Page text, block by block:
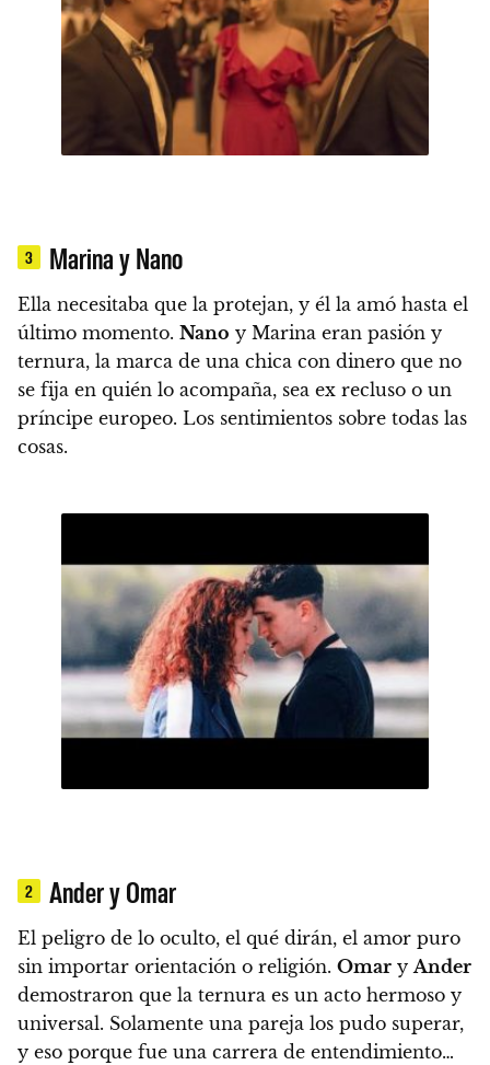
3 Marina y Nano
Ella necesitaba que la protejan, y él la amó hasta el
último momento. Nano y Marina eran pasión y
ternura, la marca de una chica con dinero que no
se fija en quién lo acompaña, sea ex recluso o un
príncipe europeo. Los sentimientos sobre todas las
cosas.
2 Ander y Omar
El peligro de lo oculto, el qué dirán, el amor puro
sin importar orientación o religión. Omar yAnder
demostraron que la ternura es un acto hermoso y
universal. Solamente una pareja los pudo superar,
y eso porque fue una carrera de entendimiento…